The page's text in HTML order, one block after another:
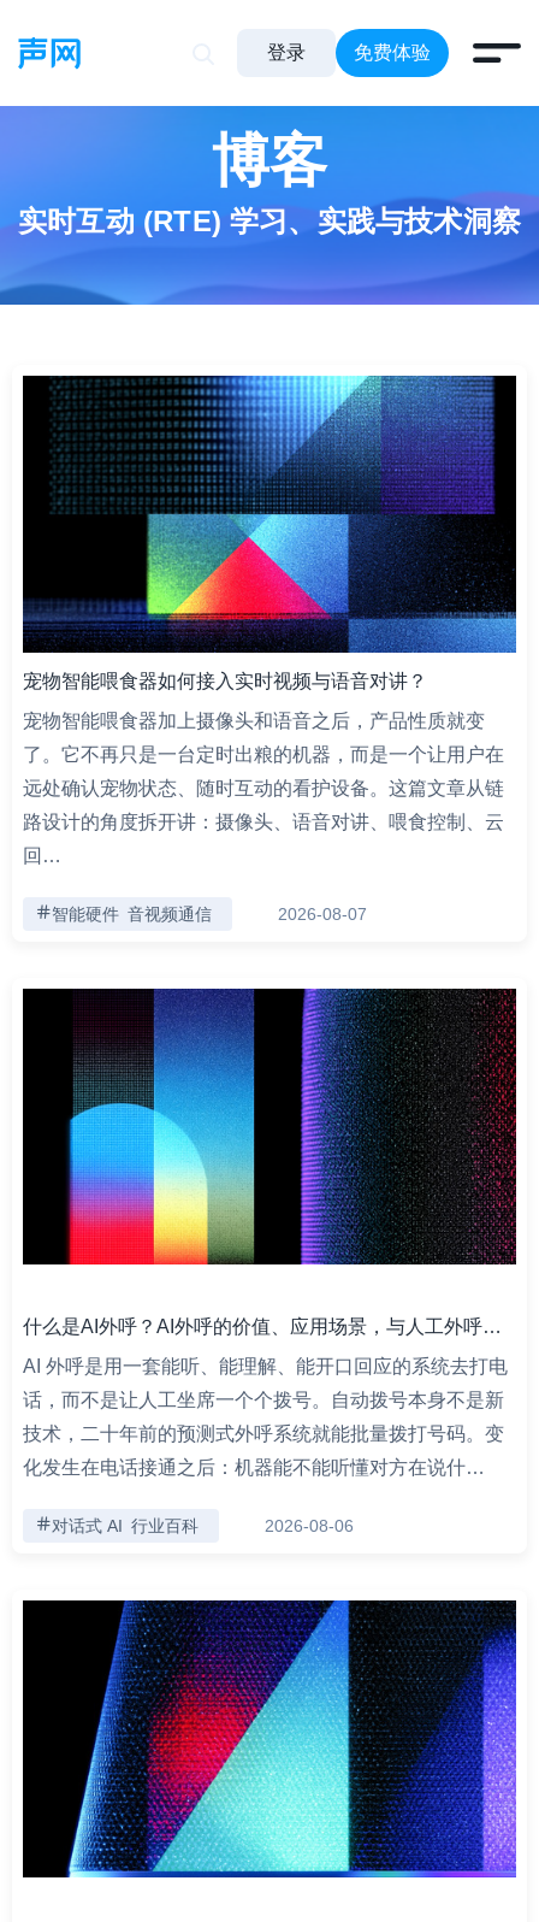
登录 免费体验
博客
实时互动 (RTE) 学习、实践与技术洞察
宠物智能喂食器如何接入实时视频与语音对讲？
宠物智能喂食器加上摄像头和语音之后，产品性质就变
了。它不再只是一台定时出粮的机器，而是一个让用户在
远处确认宠物状态、随时互动的看护设备。这篇文章从链
路设计的角度拆开讲：摄像头、语音对讲、喂食控制、云
回…
智能硬件 音视频通信 2026-08-07
什么是AI外呼？AI外呼的价值、应用场景，与人工外呼的区别
AI 外呼是用一套能听、能理解、能开口回应的系统去打电
话，而不是让人工坐席一个个拨号。自动拨号本身不是新
技术，二十年前的预测式外呼系统就能批量拨打号码。变
化发生在电话接通之后：机器能不能听懂对方在说什…
对话式 AI 行业百科 2026-08-06